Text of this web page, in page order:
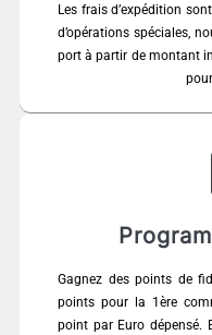
Les frais d’expédition
d’opérations spéciales,
port à partir de montant
Gagnez des points de
points pour la 1ère
point par Euro dépensé.